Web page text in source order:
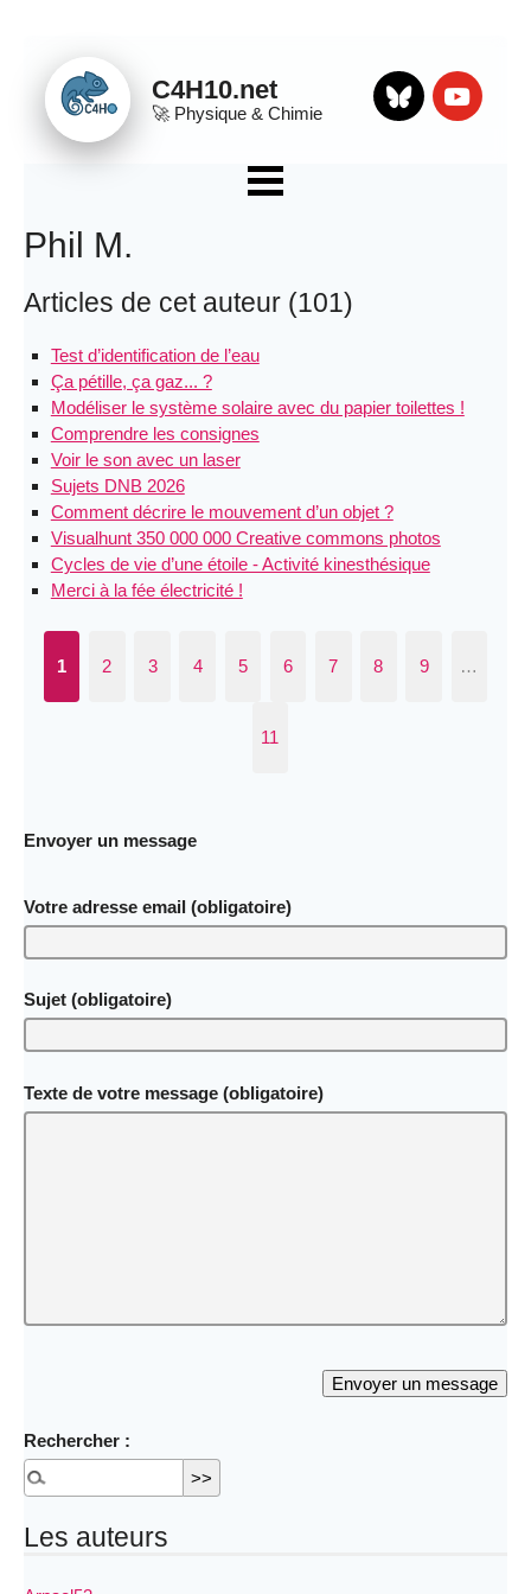
C4H10.net
🚀 Physique & Chimie
☰ Menu
Sujets DNB
Mouvement et interactions
L’énergie et ses conversions
Des signaux pour observer et communiquer
Divers
Phil M.
Articles de cet auteur (101)
Test d’identification de l’eau
Ça pétille, ça gaz... ?
Modéliser le système solaire avec du papier toilettes !
Comprendre les consignes
Voir le son avec un laser
Sujets DNB 2026
Comment décrire le mouvement d’un objet ?
Visualhunt 350 000 000 Creative commons photos
Cycles de vie d’une étoile - Activité kinesthésique
Merci à la fée électricité !
1 2 3 4 5 6 7 8 9 …
11
Envoyer un message
Votre adresse email (obligatoire)
Sujet (obligatoire)
Texte de votre message (obligatoire)
Rechercher :
Les auteurs